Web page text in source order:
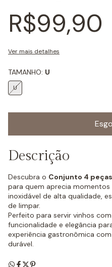
R$99,90
Ver mais detalhes
TAMANHO: U
U
Descrição
Descubra o Conjunto 4
para quem aprecia
inoxidável de alta qualidade,
de limpar.
Perfeito para servir vinhos
funcionalidade e elegância
experiência gastronômica
durável.